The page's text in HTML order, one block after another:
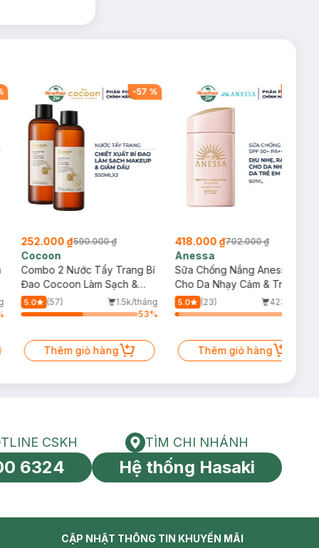
-57 %
252.000 ₫590.000 ₫
Cocoon
Combo 2 Nước Tẩy Trang Bí
Đao Cocoon Làm Sạch &
Giảm Dầu 500ml
5.0 (57)
1.5k/tháng
53%
Thêm giỏ hàng
418.000 ₫702.000 ₫
Anessa
Sữa Chống Nắng Anessa
Cho Da Nhạy Cảm & Trẻ Em
60ml (Mới)
5.0 (23)
423/tháng
Thêm giỏ hàng
toàn cầu
HOTLINE CSKH
CSKH
6324
Tìm chi nhánh
TÌM CHI NHÁNH
Hệ thống Hasaki
CẬP NHẬT THÔNG TIN KHUYẾN MÃI